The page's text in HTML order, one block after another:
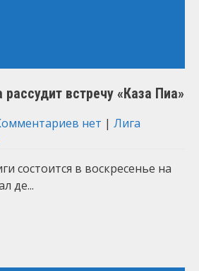
встречу «Каза Пиа»
нет | Лига
состоится в воскресенье на
де...